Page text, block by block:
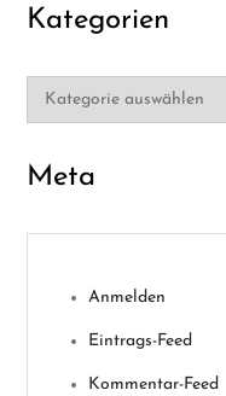
Kategorien
Kategorien
Meta
Anmelden
Eintrags-Feed
Kommentar-Feed